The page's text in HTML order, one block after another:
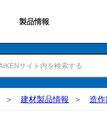
製品情報
建材製品情報 造